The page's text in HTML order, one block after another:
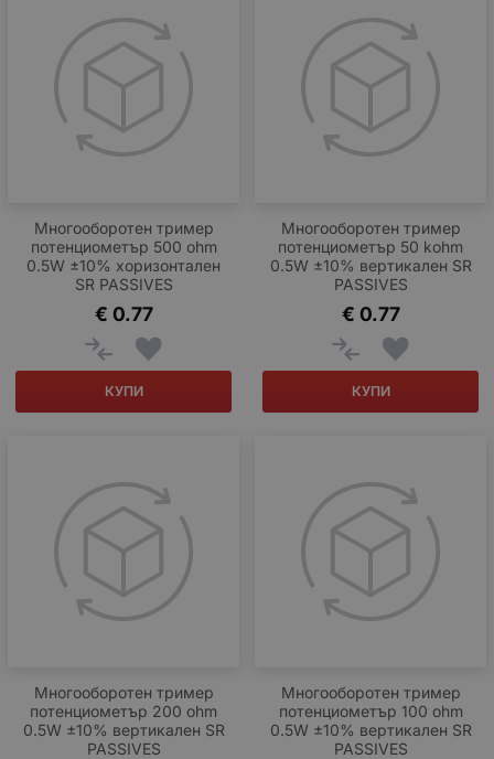
Многооборотен тример
потенциометър 500 ohm
0.5W ±10% хоризонтален
SR PASSIVES
0.77
€
КУПИ
Многооборотен тример
потенциометър 50 kohm
0.5W ±10% вертикален SR
PASSIVES
0.77
€
КУПИ
Многооборотен тример
потенциометър 200 ohm
0.5W ±10% вертикален SR
PASSIVES
Многооборотен тример
потенциометър 100 ohm
0.5W ±10% вертикален SR
PASSIVES